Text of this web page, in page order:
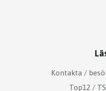
Kontakta /
Top12 /